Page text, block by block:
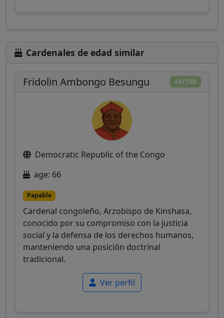
Cardenales de edad similar
44/100
Fridolin Ambongo Besungu
Democratic Republic of the Congo
age: 66
Papable
Cardenal congoleño, Arzobispo de Kinshasa,
conocido por su compromiso con la justicia
social y la defensa de los derechos humanos,
manteniendo una posición doctrinal
tradicional.
Ver perfil